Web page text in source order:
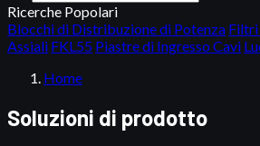
Ricerche Popolari
Blocchi di Distribuzione di Potenza Filtri
Assiali FKL55 Piastre di Ingresso Cavi
Home
Soluzioni di prodotto